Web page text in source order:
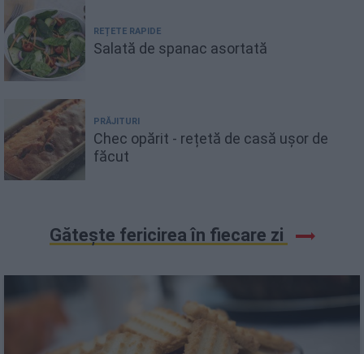
REȚETE RAPIDE
Salată de spanac asortată
PRĂJITURI
Chec opărit - rețetă de casă ușor de
făcut
Gătește fericirea în fiecare zi